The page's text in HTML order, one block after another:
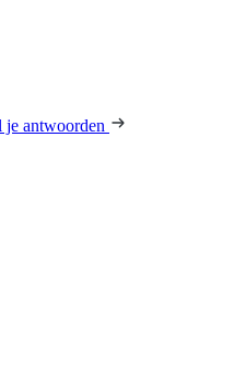
je antwoorden